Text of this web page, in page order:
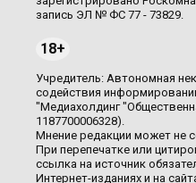
запись ЭЛ № ФС 77 - 73829.
18+
Учредитель: Автономная
содействия
"Медиахолдинг
1187700006328).
Мнение редакции может не
При перепечатке или
ссылка на источник
Интернет-изданиях и на